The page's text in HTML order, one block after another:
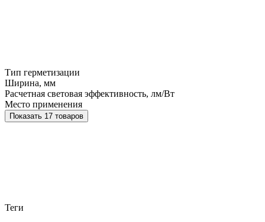
Тип герметизации
Ширина, мм
Расчетная световая эффективность, лм/Вт
Место применения
Показать 17 товаров
Теги